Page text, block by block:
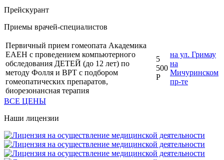
Прейскурант
Приемы врачей-специалистов
Первичный прием гомеопата Академика
ЕАЕН с проведением компьютерного
обследования ДЕТЕЙ (до 12 лет) по
методу Фолля и ВРТ с подбором
гомеопатических препаратов,
биорезонансная терапия
5
500
Р
на ул. Гримау
на
Мичуринском
пр-те
ВСЕ ЦЕНЫ
Наши лицензии